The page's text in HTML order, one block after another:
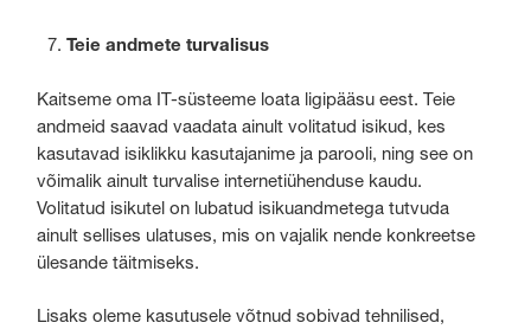
Teie andmete turvalisus
Kaitseme oma IT-süsteeme loata ligipääsu eest. Teie
andmeid saavad vaadata ainult volitatud isikud, kes
kasutavad isiklikku kasutajanime ja parooli, ning see on
võimalik ainult turvalise internetiühenduse kaudu.
Volitatud isikutel on lubatud isikuandmetega tutvuda
ainult sellises ulatuses, mis on vajalik nende konkreetse
ülesande täitmiseks.
Lisaks oleme kasutusele võtnud sobivad tehnilised,